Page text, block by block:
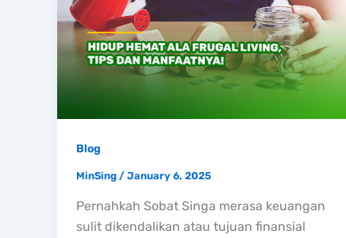
Blog
MinSing / January 6, 2025
Pernahkah Sobat Singa merasa keuangan
sulit dikendalikan atau tujuan finansial